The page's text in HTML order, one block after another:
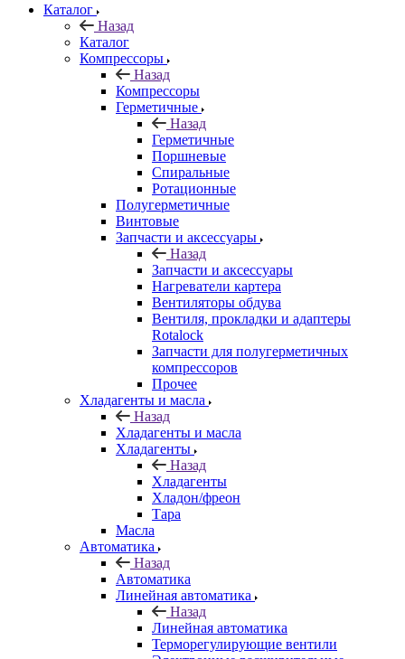
Каталог
Назад
Каталог
Компрессоры
Назад
Компрессоры
Герметичные
Назад
Герметичные
Поршневые
Спиральные
Ротационные
Полугерметичные
Винтовые
Запчасти и аксессуары
Назад
Запчасти и аксессуары
Нагреватели картера
Вентиляторы обдува
Вентиля, прокладки и адаптеры
Rotalock
Запчасти для полугерметичных
компрессоров
Прочее
Хладагенты и масла
Назад
Хладагенты и масла
Хладагенты
Назад
Хладагенты
Хладон/фреон
Тара
Масла
Автоматика
Назад
Автоматика
Линейная автоматика
Назад
Линейная автоматика
Терморегулирующие вентили